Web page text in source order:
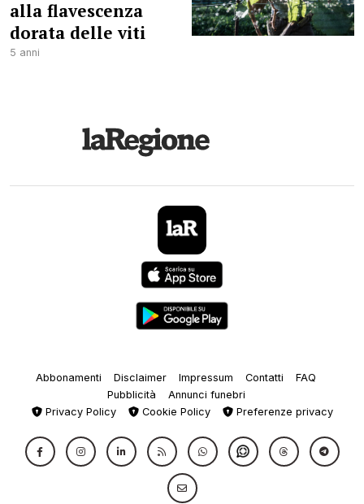
alla flavescenza
dorata delle viti
5 anni
Abbonamenti Disclaimer Impressum Contatti
FAQ
Pubblicità
Annunci funebri
Privacy Policy
Cookie Policy Preferenze privacy